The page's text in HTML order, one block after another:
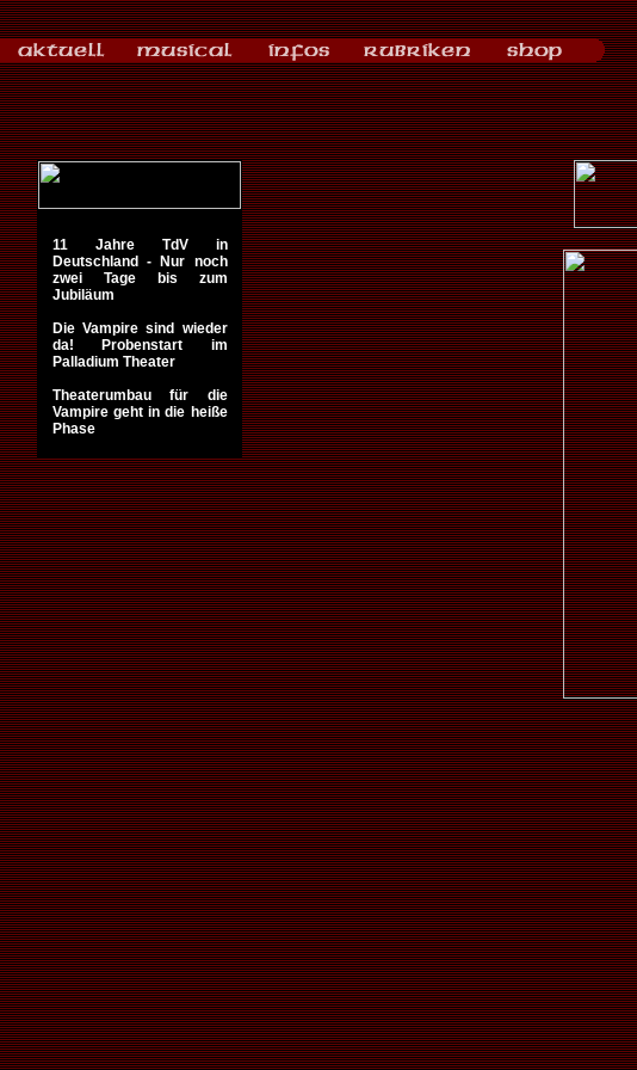
11 Jahre TdV in
Deutschland - Nur noch
zwei Tage bis zum
Jubiläum
Die Vampire sind wieder
da! Probenstart im
Palladium Theater
Theaterumbau für die
Vampire geht in die heiße
Phase